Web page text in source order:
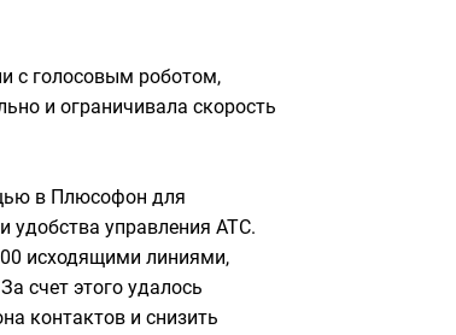
с голосовым роботом,
и ограничивала скорость
в Плюсофон для
удобства управления АТС.
исходящими линиями,
счет этого удалось
контактов и снизить